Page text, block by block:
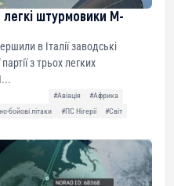
легкі штурмовики M-
в Італії заводські
з трьох легких
#Авіація
#Африка
бойові літаки #ПС Нігерії
#Світ